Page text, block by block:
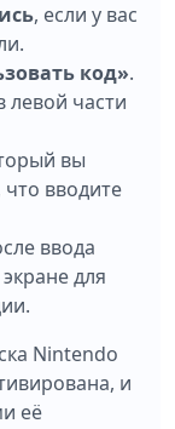
, если у вас
код».
левой части
вы
вводите
ввода
для
Nintendo
и
её